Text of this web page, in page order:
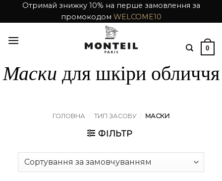
Отримай знижку 10% на перше замовлення за
промокодом WELCOME10
0
Маски для шкіри обличчя
ГОЛОВНА ТИП ЗАСОБУ МАСКИ
ФІЛЬТР